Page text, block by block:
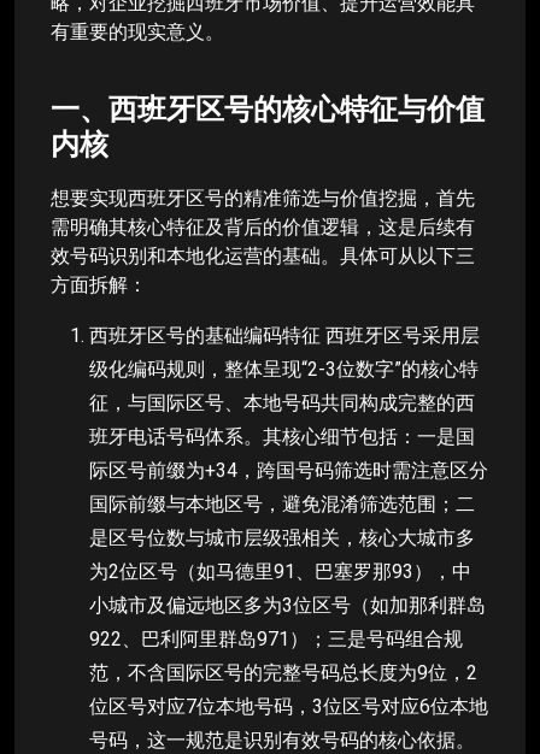
有重要的现实意义。
一、西班牙区号的核心特征与价值
内核
想要实现西班牙区号的精准筛选与价值挖掘，首先
需明确其核心特征及背后的价值逻辑，这是后续有
效号码识别和本地化运营的基础。具体可从以下三
方面拆解：
西班牙区号的基础编码特征 西班牙区号采用层
级化编码规则，整体呈现“2-3位数字”的核心特
征，与国际区号、本地号码共同构成完整的西
班牙电话号码体系。其核心细节包括：一是国
际区号前缀为+34，跨国号码筛选时需注意区分
国际前缀与本地区号，避免混淆筛选范围；二
是区号位数与城市层级强相关，核心大城市多
为2位区号（如马德里91、巴塞罗那93），中
小城市及偏远地区多为3位区号（如加那利群岛
922、巴利阿里群岛971）；三是号码组合规
范，不含国际区号的完整号码总长度为9位，2
位区号对应7位本地号码，3位区号对应6位本地
号码，这一规范是识别有效号码的核心依据。